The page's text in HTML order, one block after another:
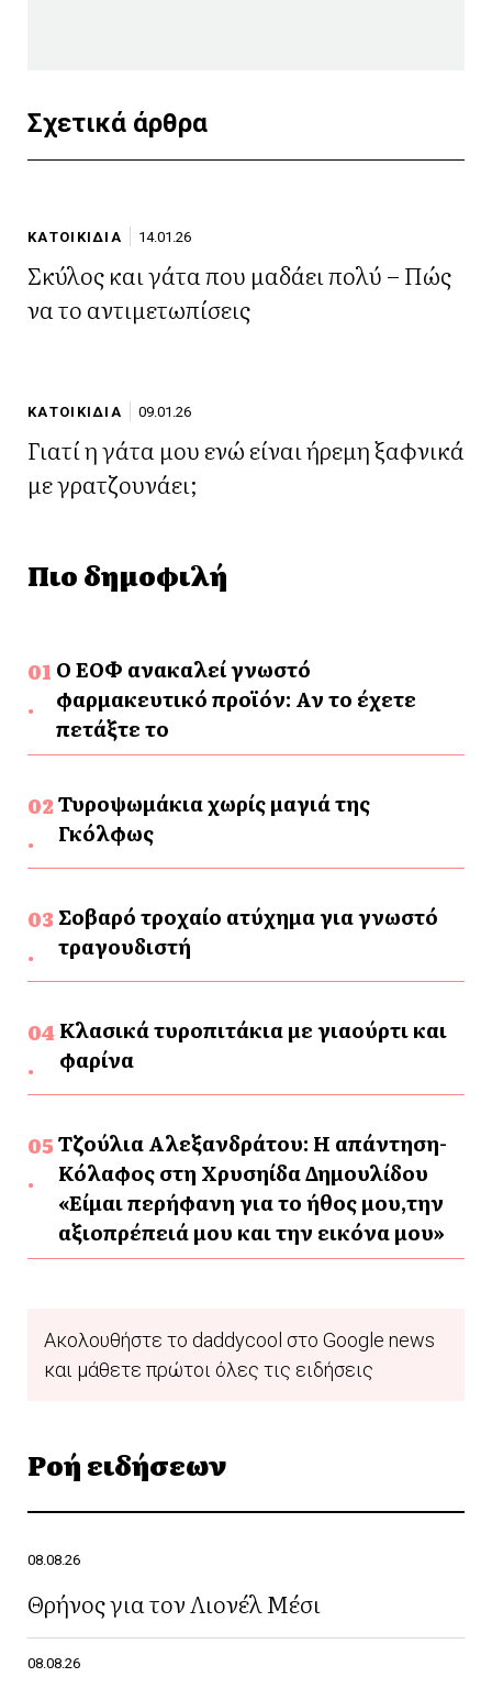
Σχετικά άρθρα
ΚΑΤΟΙΚΙΔΙΑ 14.01.26
Σκύλος και γάτα που μαδάει πολύ – Πώς
να το αντιμετωπίσεις
ΚΑΤΟΙΚΙΔΙΑ 09.01.26
Γιατί η γάτα μου ενώ είναι ήρεμη ξαφνικά
με γρατζουνάει;
Πιο δημοφιλή
Ο ΕΟΦ ανακαλεί γνωστό
φαρμακευτικό προϊόν: Αν το έχετε
πετάξτε το
Τυροψωμάκια χωρίς μαγιά της
Γκόλφως
Σοβαρό τροχαίο ατύχημα για γνωστό
τραγουδιστή
Κλασικά τυροπιτάκια με γιαούρτι και
φαρίνα
Τζούλια Αλεξανδράτου: Η απάντηση-
Κόλαφος στη Χρυσηίδα Δημουλίδου
«Είμαι περήφανη για το ήθος μου,την
αξιοπρέπειά μου και την εικόνα μου»
Ακολουθήστε το daddycool στο Google news
και μάθετε πρώτοι όλες τις ειδήσεις
Ροή ειδήσεων
08.08.26
Θρήνος για τον Λιονέλ Μέσι
08.08.26